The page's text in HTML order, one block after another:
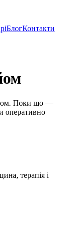
БлогКонтакти
Поки що —
оперативно
терапія і